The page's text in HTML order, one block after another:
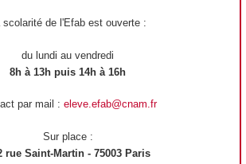
scolarité de l'Efab est ouverte :
du lundi au vendredi
8h à 13h puis 14h à 16h
par mail : eleve.efab@cnam.fr
Sur place :
rue Saint-Martin - 75003 Paris